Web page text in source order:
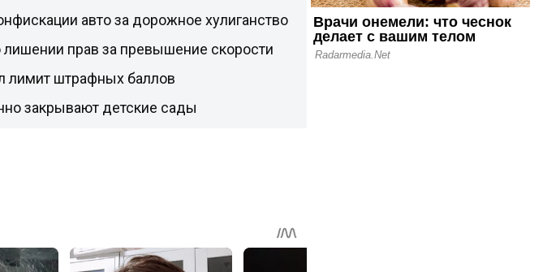
авто за дорожное хулиганство
лишении прав за превышение скорости
лимит штрафных баллов
закрывают детские сады